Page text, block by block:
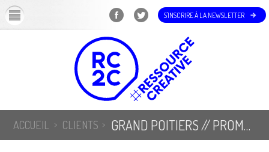
S'INSCRIRE À LA NEWSLETTER
ACCUEIL CLIENTS GRAND POITIERS // PROMOTION DES AIDES FINANCIÈRES COVID-19 AUPRÈS DES ENTREPRISES